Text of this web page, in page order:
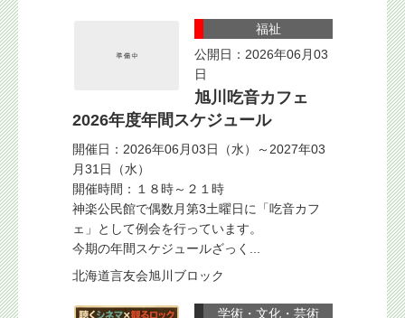
福祉
公開日：2026年06月03
日
旭川吃音カフェ
2026年度年間スケジュール
開催日：2026年06月03日（水）～2027年03
月31日（水）
開催時間：１８時～２１時
神楽公民館で偶数月第3土曜日に「吃音カフ
ェ」として例会を行っています。
今期の年間スケジュールざっく...
北海道言友会旭川ブロック
学術・文化・芸術